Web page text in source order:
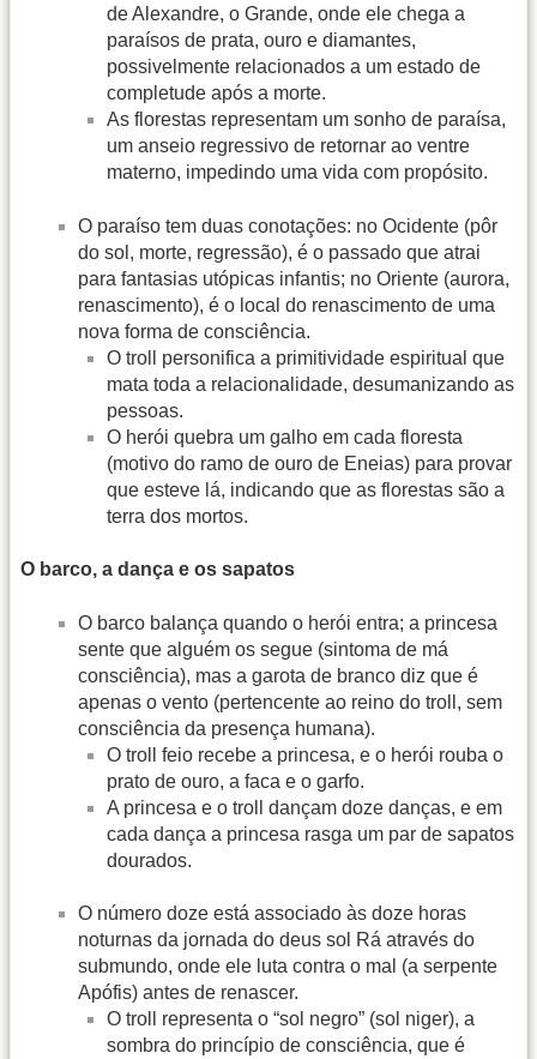
de Alexandre, o Grande, onde ele chega a
paraísos de prata, ouro e diamantes,
possivelmente relacionados a um estado de
completude após a morte.
As florestas representam um sonho de paraísa,
um anseio regressivo de retornar ao ventre
materno, impedindo uma vida com propósito.
O paraíso tem duas conotações: no Ocidente (pôr
do sol, morte, regressão), é o passado que atrai
para fantasias utópicas infantis; no Oriente (aurora,
renascimento), é o local do renascimento de uma
nova forma de consciência.
O troll personifica a primitividade espiritual que
mata toda a relacionalidade, desumanizando as
pessoas.
O herói quebra um galho em cada floresta
(motivo do ramo de ouro de Eneias) para provar
que esteve lá, indicando que as florestas são a
terra dos mortos.
O barco, a dança e os sapatos
O barco balança quando o herói entra; a princesa
sente que alguém os segue (sintoma de má
consciência), mas a garota de branco diz que é
apenas o vento (pertencente ao reino do troll, sem
consciência da presença humana).
O troll feio recebe a princesa, e o herói rouba o
prato de ouro, a faca e o garfo.
A princesa e o troll dançam doze danças, e em
cada dança a princesa rasga um par de sapatos
dourados.
O número doze está associado às doze horas
noturnas da jornada do deus sol Rá através do
submundo, onde ele luta contra o mal (a serpente
Apófis) antes de renascer.
O troll representa o “sol negro” (sol niger), a
sombra do princípio de consciência, que é